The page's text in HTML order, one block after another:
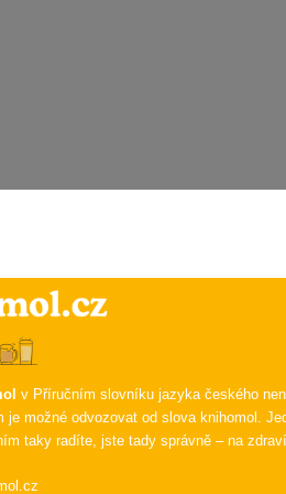
v Příručním slovníku jazyka českého
je možné odvozovat od slova knihomol.
taky radíte, jste tady správně – na